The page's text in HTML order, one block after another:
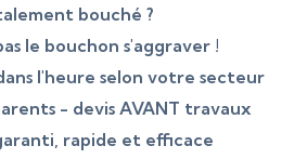
bouché ?
le bouchon s'aggraver !
l'heure selon votre secteur
- devis AVANT travaux
rapide et efficace